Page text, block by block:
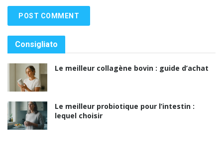
Consigliato
Le meilleur collagène bovin : guide d’achat
Le meilleur probiotique pour l’intestin :
lequel choisir